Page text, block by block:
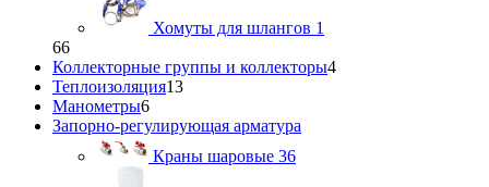
Хомуты для шлангов 1
66
Коллекторные группы и коллекторы4
Теплоизоляция13
Манометры6
Запорно-регулирующая арматура
Краны шаровые 36